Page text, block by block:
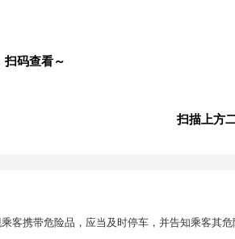
码查看～
扫描上方
客携带危险品，应当及时停车，并告知乘客其